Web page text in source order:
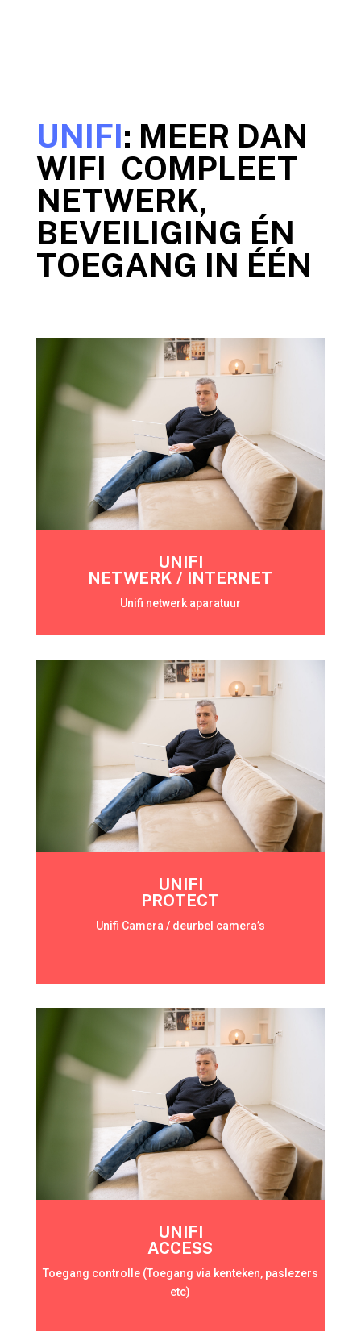
UNIFI: MEER DAN
WIFI COMPLEET
NETWERK,
BEVEILIGING ÉN
TOEGANG IN ÉÉN
UNIFI
NETWERK / INTERNET
Unifi netwerk aparatuur
UNIFI
PROTECT
Unifi Camera / deurbel camera’s
UNIFI
ACCESS
Toegang controlle (Toegang via kenteken, paslezers
etc)